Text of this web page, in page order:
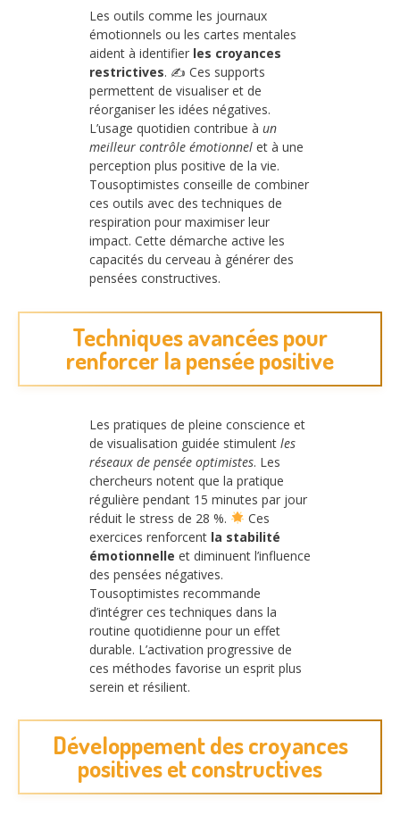
Les outils comme les journaux
émotionnels ou les cartes mentales
aident à identifier les croyances
restrictives. ✍️ Ces supports
permettent de visualiser et de
réorganiser les idées négatives.
L’usage quotidien contribue à un
meilleur contrôle émotionnel et à une
perception plus positive de la vie.
Tousoptimistes conseille de combiner
ces outils avec des techniques de
respiration pour maximiser leur
impact. Cette démarche active les
capacités du cerveau à générer des
pensées constructives.
Techniques avancées pour
renforcer la pensée positive
Les pratiques de pleine conscience et
de visualisation guidée stimulent les
réseaux de pensée optimistes. Les
chercheurs notent que la pratique
régulière pendant 15 minutes par jour
réduit le stress de 28 %.
Ces
exercices renforcent la stabilité
émotionnelle et diminuent l’influence
des pensées négatives.
Tousoptimistes recommande
d’intégrer ces techniques dans la
routine quotidienne pour un effet
durable. L’activation progressive de
ces méthodes favorise un esprit plus
serein et résilient.
Développement des croyances
positives et constructives